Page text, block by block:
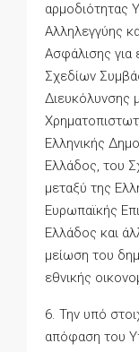
αρμοδιότητας
Αλληλεγγύης
Ασφάλισης για
Σχεδίων
Διευκόλυνσης
Ελληνικής
Ελλάδος, του
μεταξύ της
Ευρωπαϊκής
Ελλάδος και
μείωση του
εθνικής
6. Την υπό
απόφαση του